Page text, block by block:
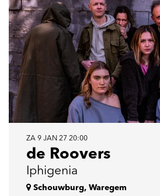
de Roovers
Iphigenia
ZA 9 JAN 27 20:00
Schouwburg, Waregem